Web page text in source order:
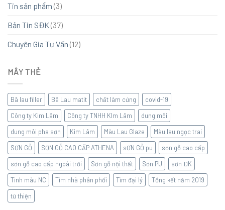
Tin sản phẩm (3)
Bản Tin SĐK (37)
Chuyên Gia Tư Vấn (12)
MÂY THẺ
Bã lau filler Bã Lau matit chất làm cứng
covid-19
Công ty Kim Lâm
Công ty TNHH KIm Lâm
dung môi
dung môi pha sơn
Kim Lâm Màu Lau Glaze
Màu lau ngọc trai
SƠN GỖ
SƠN GỖ CAO CẤP ATHENA sƠN GỖ pu
sơn gỗ cao cấp
sơn gỗ cao cấp ngoài trời
Sơn gỗ nội thất Sơn PU
sơn ĐK
Tinh màu NC
Tìm nhà phân phối Tìm đại lý
Tổng kết năm 2019
từ thiện